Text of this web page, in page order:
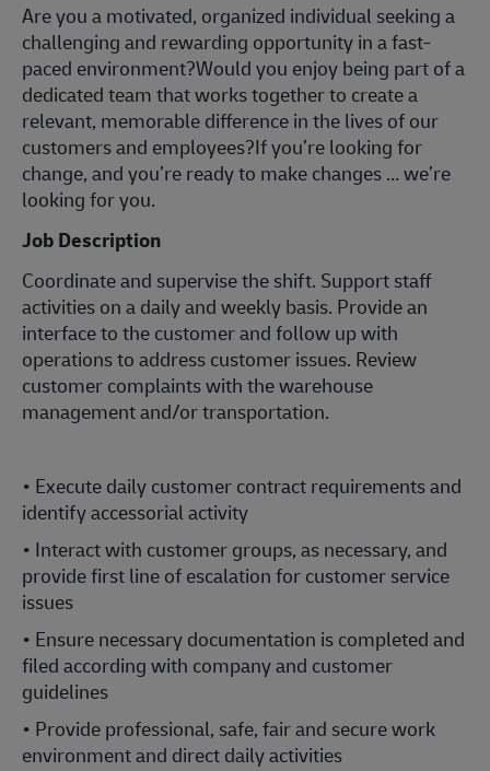
Are you a motivated, organized individual seeking a
challenging and rewarding opportunity in a fast-
paced environment?Would you enjoy being part of a
dedicated team that works together to create a
relevant, memorable difference in the lives of our
customers and employees?If you’re looking for
change, and you’re ready to make changes … we’re
looking for you.
Job Description
Coordinate and supervise the shift. Support staff
activities on a daily and weekly basis. Provide an
interface to the customer and follow up with
operations to address customer issues. Review
customer complaints with the warehouse
management and/or transportation.
• Execute daily customer contract requirements and
identify accessorial activity
• Interact with customer groups, as necessary, and
provide first line of escalation for customer service
issues
• Ensure necessary documentation is completed and
filed according with company and customer
guidelines
• Provide professional, safe, fair and secure work
environment and direct daily activities